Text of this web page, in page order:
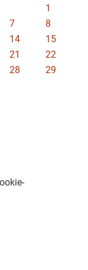
1
7
8
14
15
21
22
28
29